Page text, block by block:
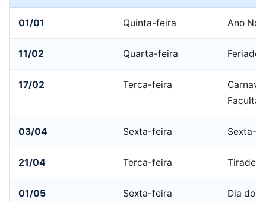
01/01 Quinta-feira Ano
11/02 Quarta-feira Feriado
17/02 Terca-feira
03/04 Sexta-feira Sexta-
21/04 Terca-feira
01/05 Sexta-feira Dia do